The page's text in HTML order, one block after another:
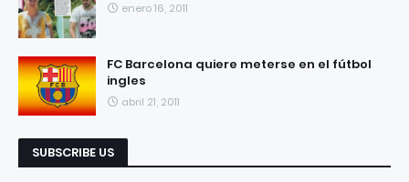
enero 16, 2011
FC Barcelona quiere meterse en el fútbol
ingles
abril 21, 2011
SUBSCRIBE US